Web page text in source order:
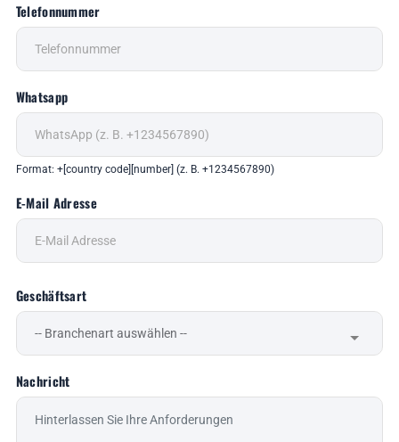
Telefonnummer
Whatsapp
Format: +[country code][number] (z. B. +1234567890)
E-Mail Adresse
Geschäftsart
Nachricht